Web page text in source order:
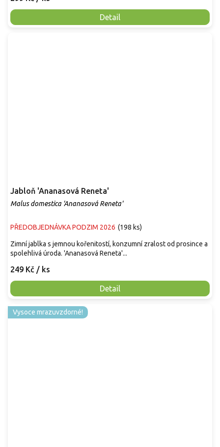
Detail
Jabloň 'Ananasová Reneta'
Malus domestica 'Ananasová Reneta'
PŘEDOBJEDNÁVKA PODZIM 2026 (198 ks)
249 Kč / ks
Detail
Zimní jablka s jemnou kořenitostí, konzumní zralost od prosince a
spolehlivá úroda. 'Ananasová Reneta'...
Vysoce mrazuvzdorné!